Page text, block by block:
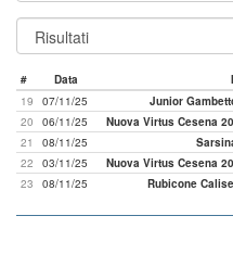
# Data
19
07/11/25 Junior
20
06/11/25 Nuova Virtus Cesena
21
08/11/25
22
03/11/25 Nuova Virtus Cesena
23
08/11/25 Rubicone